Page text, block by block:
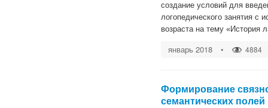
создание условий для
логопедического занятия с
возраста на тему «История
январь 2018 • 4884
Формирование
семантических полей